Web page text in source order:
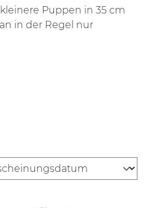
Puppen in 35 cm
in der Regel nur